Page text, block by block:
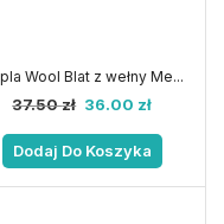
Wool Blat z wełny Me...
37.50zł 36.00 zł
Dodaj Do Koszyka